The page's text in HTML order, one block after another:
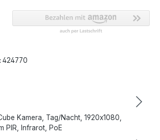
424770
Kamera, Tag/Nacht, 1920x1080,
PIR, Infrarot, PoE